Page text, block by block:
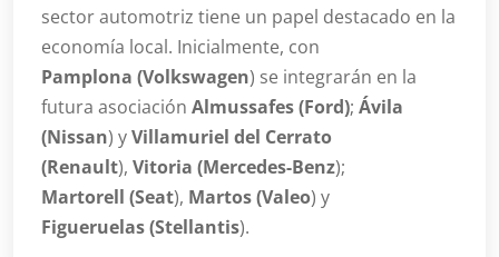
sector automotriz tiene un papel destacado en la
economía local. Inicialmente, con
Pamplona (Volkswagen) se integrarán en la
futura asociación Almussafes (Ford); Ávila
(Nissan) yVillamuriel del Cerrato
(Renault), Vitoria (Mercedes-Benz);
Martorell (Seat), Martos (Valeo) y
Figueruelas (Stellantis).